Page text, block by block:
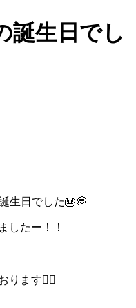
誕生日でし
生日でした🎂💭
したー！！
ります🙇‍♀️